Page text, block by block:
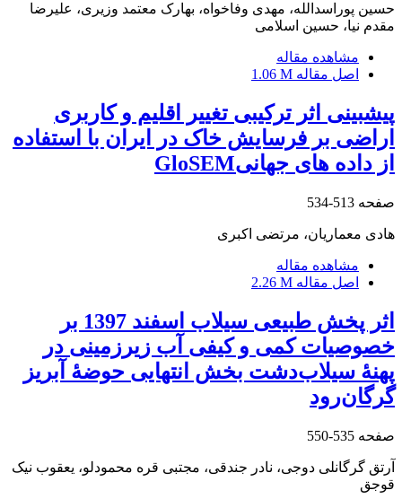
حسین پوراسدالله، مهدی وفاخواه، بهارک معتمد وزیری، علیرضا
مقدم نیا، حسین اسلامی
مشاهده مقاله
اصل مقاله 1.06 M
پیش‏بینی اثر ترکیبی تغییر اقلیم و کاربری
اراضی بر فرسایش خاک در ایران با استفاده
از داده ‏های جهانیGloSEM
صفحه 513-534
هادی معماریان، مرتضی اکبری
مشاهده مقاله
اصل مقاله 2.26 M
اثر پخش طبیعی سیلاب اسفند 1397 بر
خصوصیات کمی و کیفی آب زیرزمینی در
پهنۀ سیلاب‌دشت بخش انتهایی حوضۀ آبریز
گرگان‌رود
صفحه 535-550
آرتق گرگانلی دوجی، نادر جندقی، مجتبی قره محمودلو، یعقوب نیک
قوجق